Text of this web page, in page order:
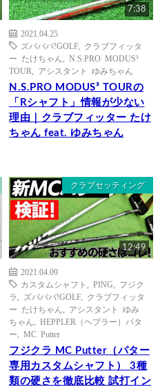
7:38
2021.04.25
ズバババ!GOLF, クラブフィッタ
ー たけちゃん
N.S.PRO MODUS³
TOUR
アシスタント ゆみちゃん
N.S.PRO MODUS³ TOURの
「Rシャフト」情報が少ない
理由｜クラブフィッター たけ
ちゃん feat. ゆみちゃん
クラブセッティング
12:49
2021.04.09
カスタムシャフト
PING
フジク
ラ
ズバババ!GOLF, クラブフィッタ
ー たけちゃん
アシスタント ゆみ
ちゃん
HEPPLER（ヘプラー）パタ
ー
MC Putter
フジクラ MC Putter（パター
専用カスタムシャフト） 3種
類の硬さを徹底比較 試打イン